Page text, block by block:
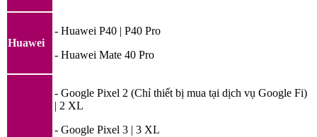
Huawei
- Huawei P40 | P40 Pro
- Huawei Mate 40 Pro
- Google Pixel 2 (Chỉ thiết bị mua tại dịch vụ Google Fi)
| 2 XL
- Google Pixel 3 | 3 XL